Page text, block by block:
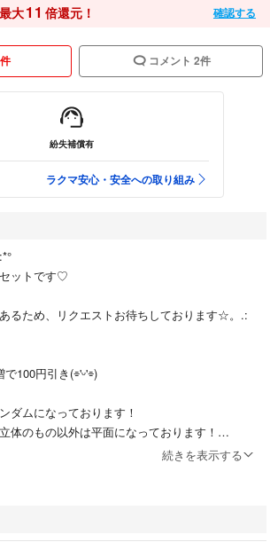
大11 倍還元！ 確認する
コメント 2件
紛失補償有
ラクマ安心・安全への取り組み
ットです♡
るため、リクエストお待ちしております☆。.:
100円引き(⌯'ᵕ'⌯)
ダムになっております！
体のもの以外は平面になっております！
続きを表示する